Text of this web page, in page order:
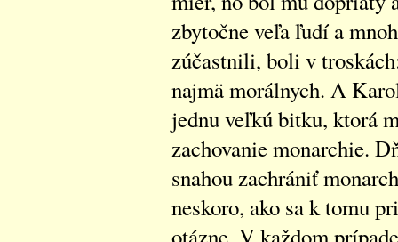
zbytočne veľa ľudí a
zúčastnili, boli v
najmä morálnych. A
jednu veľkú bitku, ktorá
zachovanie monarchie.
snahou zachrániť
neskoro, ako sa k tomu